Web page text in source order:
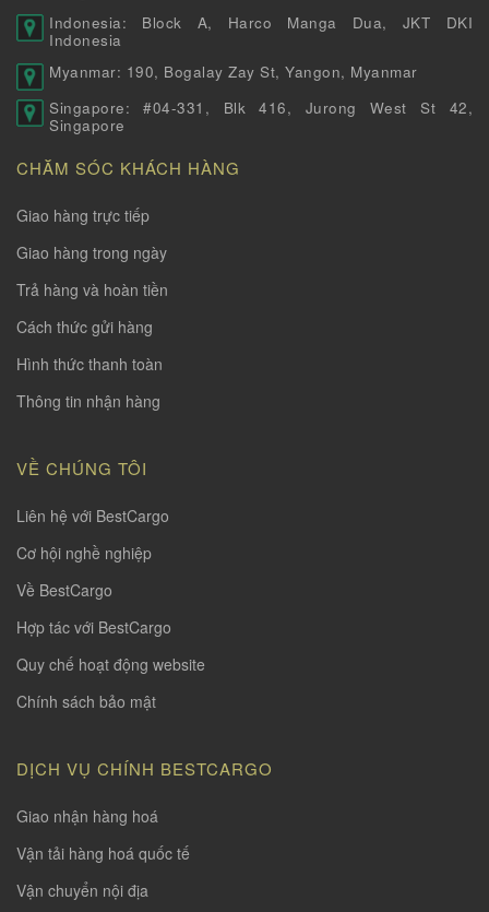
Indonesia: Block A, Harco Manga Dua, JKT DKI
Indonesia
Myanmar: 190, Bogalay Zay St, Yangon, Myanmar
Singapore: #04-331, Blk 416, Jurong West St 42,
Singapore
CHĂM SÓC KHÁCH HÀNG
Giao hàng trực tiếp
Giao hàng trong ngày
Trả hàng và hoàn tiền
Cách thức gửi hàng
Hình thức thanh toàn
Thông tin nhận hàng
VỀ CHÚNG TÔI
Liên hệ với BestCargo
Cơ hội nghề nghiệp
Về BestCargo
Hợp tác với BestCargo
Quy chế hoạt động website
Chính sách bảo mật
DỊCH VỤ CHÍNH BESTCARGO
Giao nhận hàng hoá
Vận tải hàng hoá quốc tế
Vận chuyển nội địa